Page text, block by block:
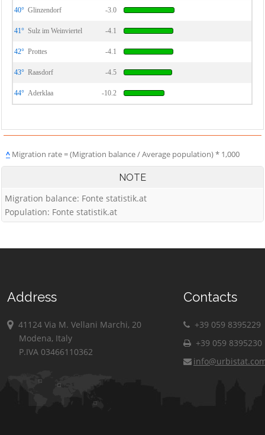
40° Glinzendorf -3.0
41° Sulz im Weinviertel -4.1
42° Prottes -4.1
43° Raasdorf -4.5
44° Aderklaa -10.2
^ Migration rate = (Migration balance / Average population) * 1,000
NOTE
Migration balance: Fonte statistik.at
Population: Fonte statistik.at
Address
41124 Via M. Vellani Marchi, 20
Modena, Italy
P.IVA 03466110362
Contacts
+39 059 8395229
+39 059 8395230